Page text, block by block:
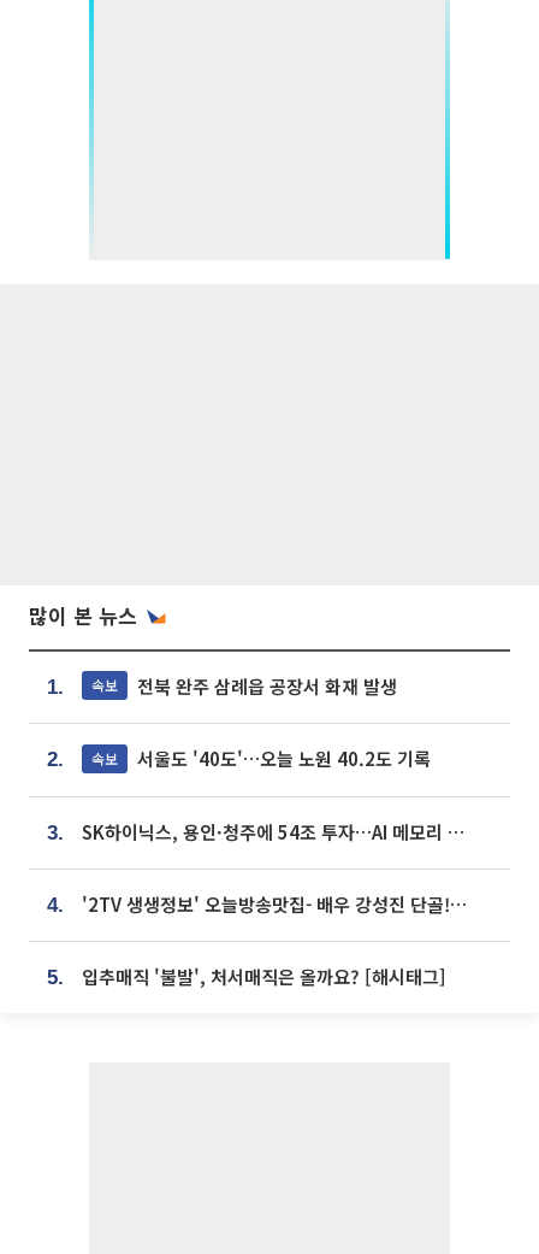
많이 본 뉴스
1. 속보 전북 완주 삼례읍 공장서 화재 발생
2. 속보 서울도 '40도'…오늘 노원 40.2도 기록
3. SK하이닉스, 용인·청주에 54조 투자…AI 메모리 생산기지 키운다
4. '2TV 생생정보' 오늘방송맛집- 배우 강성진 단골! 쌀국수ㆍ푸팟퐁 커리 맛집 '블○○○'
5. 입추매직 '불발', 처서매직은 올까요? [해시태그]